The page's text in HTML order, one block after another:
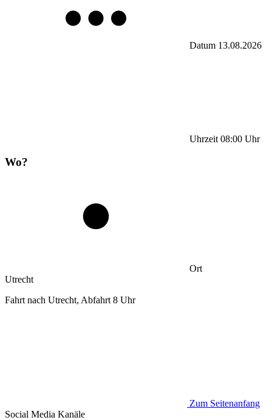
Datum 13.08.2026
Uhrzeit 08:00 Uhr
Wo?
Ort
Utrecht
Fahrt nach Utrecht, Abfahrt 8 Uhr
Zum Seitenanfang
Social Media Kanäle